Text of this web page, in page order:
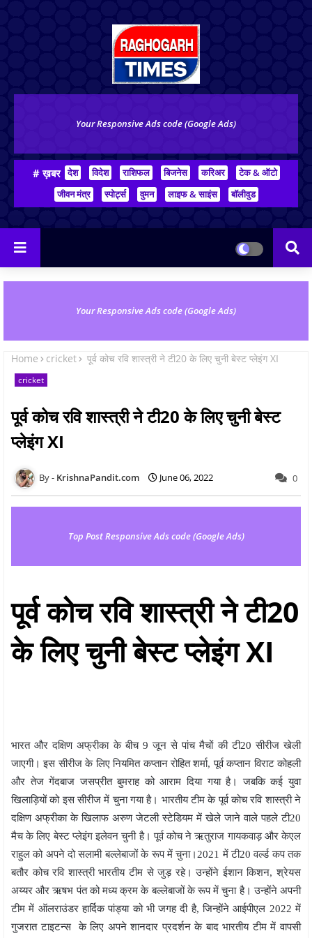
Your Responsive Ads code (Google Ads)
# ख़बर देश विदेश राशिफल बिजनेस करिअर
टेक & ऑटो
जीवन मंत्र
स्पोर्ट्स वुमन लाइफ & साइंस बॉलीवुड
Your Responsive Ads code (Google Ads)
Home cricket पूर्व कोच रवि शास्त्री ने टी20 के लिए चुनी बेस्ट प्लेइंग XI
cricket
पूर्व कोच रवि शास्त्री ने टी20 के लिए चुनी बेस्ट
प्लेइंग XI
KrishnaPandit.com June 06, 2022 0
Top Post Responsive Ads code (Google Ads)
पूर्व कोच रवि शास्त्री ने टी20
के लिए चुनी बेस्ट प्लेइंग XI
भारत और दक्षिण अफ्रीका के बीच 9 जून से पांच मैचों की टी20 सीरीज खेली
जाएगी। इस सीरीज के लिए नियमित कप्तान रोहित शर्मा, पूर्व कप्तान विराट कोहली
और तेज गेंदबाज जसप्रीत बुमराह को आराम दिया गया है। जबकि कई युवा
खिलाड़ियों को इस सीरीज में चुना गया है। भारतीय टीम के पूर्व कोच रवि शास्त्री ने
दक्षिण अफ्रीका के खिलाफ अरुण जेटली स्टेडियम में खेले जाने वाले पहले टी20
मैच के लिए बेस्ट प्लेइंग इलेवन चुनी है। पूर्व कोच ने ऋतुराज गायकवाड़ और केएल
राहुल को अपने दो सलामी बल्लेबाजों के रूप में चुना।2021 में टी20 वर्ल्ड कप तक
बतौर कोच रवि शास्त्री भारतीय टीम से जुड़ रहे। उन्होंने ईशान किशन, श्रेयस
अय्यर और ऋषभ पंत को मध्य क्रम के बल्लेबाजों के रूप में चुना है। उन्होंने अपनी
टीम में ऑलराउंडर हार्दिक पांड्या को भी जगह दी है, जिन्होंने आईपीएल 2022 में
गुजरात टाइटन्स के लिए अपने शानदार प्रदर्शन के बाद भारतीय टीम में वापसी